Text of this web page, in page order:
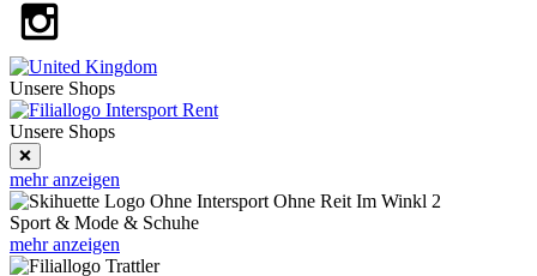
Unsere Shops
Unsere Shops
❌
mehr anzeigen
Sport & Mode & Schuhe
mehr anzeigen